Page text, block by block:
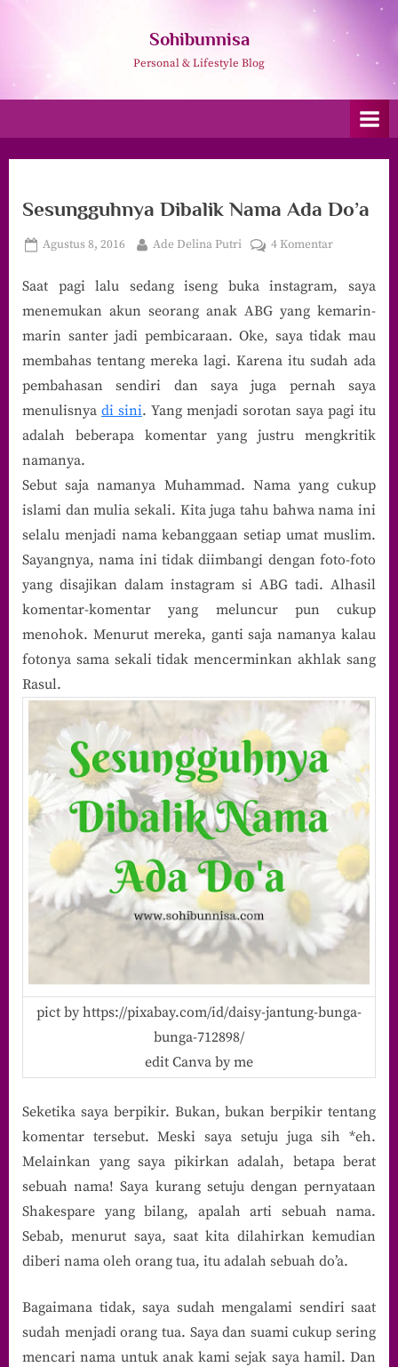
Sohibunnisa
Personal & Lifestyle Blog
Sesungguhnya Dibalik Nama Ada Do’a
Posted
Agustus 8, 2016 By
Ade Delina Putri 4 Komentarpada
Dibalik
Nama
Saat pagi lalu sedang iseng buka instagram, saya
menemukan akun seorang anak ABG yang kemarin-
marin santer jadi pembicaraan. Oke, saya tidak mau
membahas tentang mereka lagi. Karena itu sudah ada
pembahasan sendiri dan saya juga pernah saya
menulisnya di sini. Yang menjadi sorotan saya pagi itu
adalah beberapa komentar yang justru mengkritik
namanya.
Sebut saja namanya Muhammad. Nama yang cukup
islami dan mulia sekali. Kita juga tahu bahwa nama ini
selalu menjadi nama kebanggaan setiap umat muslim.
Sayangnya, nama ini tidak diimbangi dengan foto-foto
yang disajikan dalam instagram si ABG tadi. Alhasil
komentar-komentar yang meluncur pun cukup
menohok. Menurut mereka, ganti saja namanya kalau
fotonya sama sekali tidak mencerminkan akhlak sang
Rasul.
pict by https://pixabay.com/id/daisy-jantung-bunga-
bunga-712898/
edit Canva by me
Seketika saya berpikir. Bukan, bukan berpikir tentang
komentar tersebut. Meski saya setuju juga sih *eh.
Melainkan yang saya pikirkan adalah, betapa berat
sebuah nama! Saya kurang setuju dengan pernyataan
Shakespare yang bilang, apalah arti sebuah nama.
Sebab, menurut saya, saat kita dilahirkan kemudian
diberi nama oleh orang tua, itu adalah sebuah do’a.
Bagaimana tidak, saya sudah mengalami sendiri saat
sudah menjadi orang tua. Saya dan suami cukup sering
mencari nama untuk anak kami sejak saya hamil. Dan